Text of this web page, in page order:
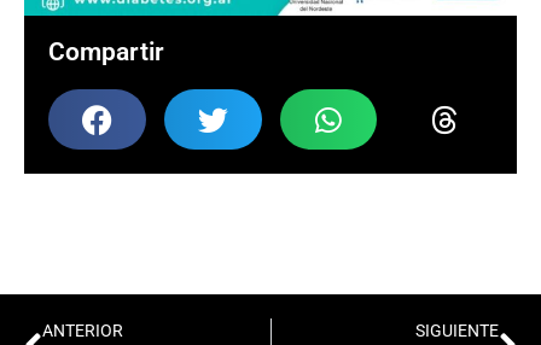
Compartir
ANTERIOR SIGUIENTE